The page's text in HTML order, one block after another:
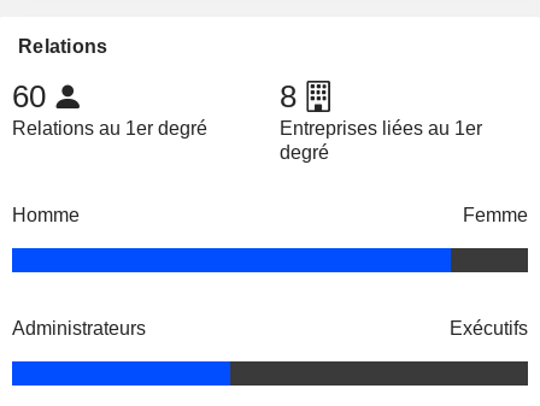
Relations
60
Relations au 1er degré
8
Entreprises liées au 1er
degré
Homme Femme
Administrateurs Exécutifs